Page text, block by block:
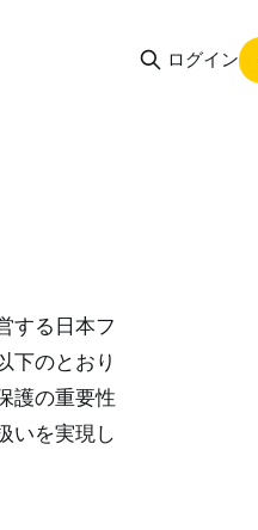
ログイン
する日本フ
下のとおり
護の重要性
いを実現し